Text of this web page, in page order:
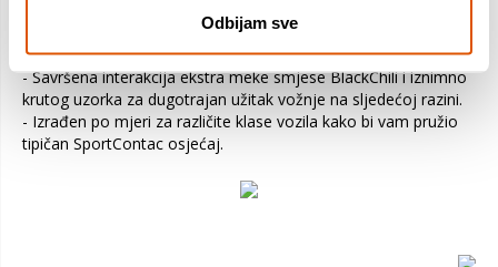
Odbijam sve
- Daje vam samopouzdanje sa sigurnim i stabilnim
ponašanjem u vožnji na mokrim i suhim površinama.
- Savršena interakcija ekstra meke smjese BlackChili i iznimno
krutog uzorka za dugotrajan užitak vožnje na sljedećoj razini.
- Izrađen po mjeri za različite klase vozila kako bi vam pružio
tipičan SportContac osjećaj.